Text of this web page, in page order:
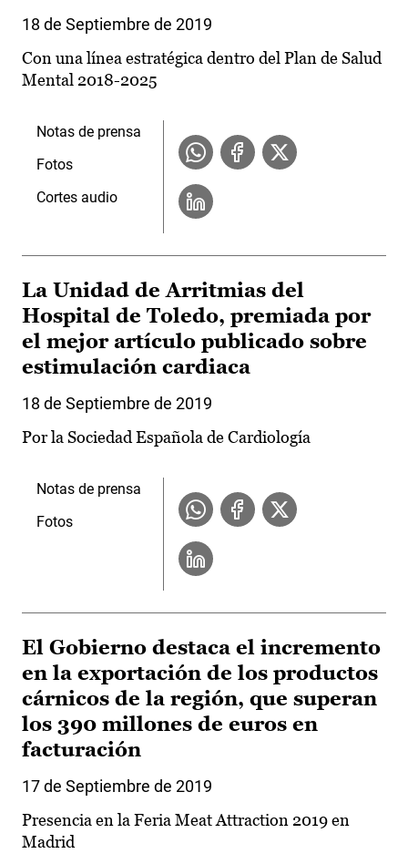
18 de Septiembre de 2019
Con una línea estratégica dentro del Plan de Salud
Mental 2018-2025
Notas de prensa
Fotos
Cortes audio
La Unidad de Arritmias del
Hospital de Toledo, premiada por
el mejor artículo publicado sobre
estimulación cardiaca
18 de Septiembre de 2019
Por la Sociedad Española de Cardiología
Notas de prensa
Fotos
El Gobierno destaca el incremento
en la exportación de los productos
cárnicos de la región, que superan
los 390 millones de euros en
facturación
17 de Septiembre de 2019
Presencia en la Feria Meat Attraction 2019 en
Madrid